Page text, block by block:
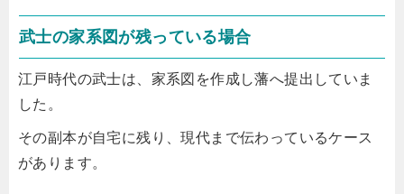
武士の家系図が残っている場合
江戸時代の武士は、家系図を作成し藩へ提出していま
した。
その副本が自宅に残り、現代まで伝わっているケース
があります。